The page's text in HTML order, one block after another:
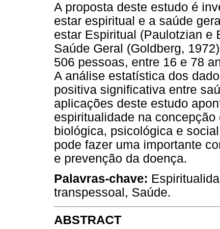
A proposta deste estudo é
estar espiritual e a saúde
estar Espiritual (Paulotzian e
Saúde Geral (Goldberg,
506 pessoas, entre 16 e 78
A análise estatística dos
positiva significativa entre
aplicações deste estudo
espiritualidade na
biológica, psicológica e
pode fazer uma importante
e prevenção da doença.
Palavras-chave:
transpessoal, Saúde.
ABSTRACT